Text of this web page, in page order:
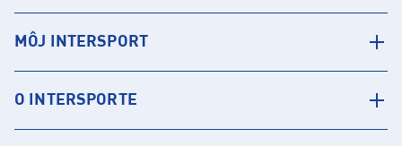
MÔJ INTERSPORT
O INTERSPORTE